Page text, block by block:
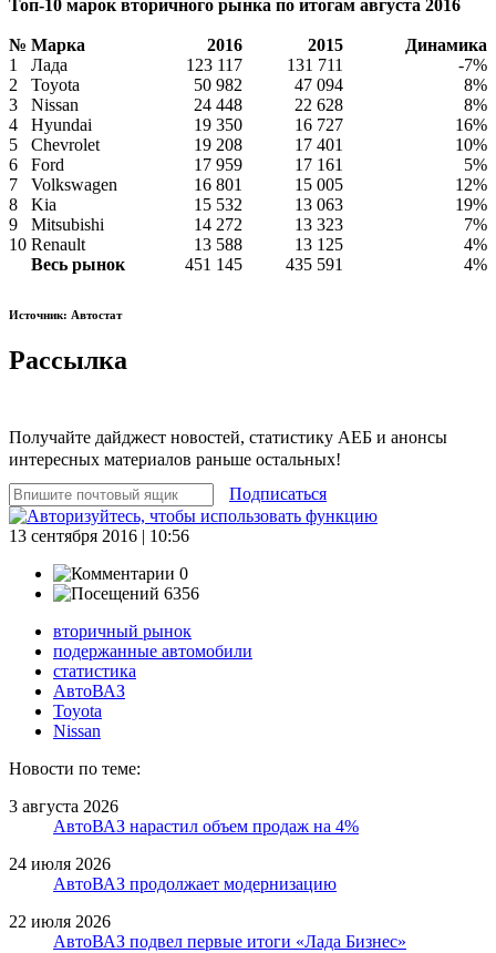
Топ-10 марок вторичного рынка по итогам августа 2016
№ Марка 2016 2015
Динамика
1
Лада 123 117 131 711
-7%
2
Toyota 50 982 47 094
8%
3
Nissan 24 448 22 628
8%
4
Hyundai 19 350 16 727
16%
5
Chevrolet 19 208 17 401
10%
6
Ford 17 959 17 161
5%
7
Volkswagen 16 801 15 005
12%
8
Kia 15 532 13 063
19%
9
Mitsubishi 14 272 13 323
7%
10 Renault 13 588 13 125
4%
Весь рынок
451 145 435 591 4%
Источник: Автостат
Рассылка
Получайте дайджест новостей, статистику АЕБ и анонсы
интересных материалов раньше остальных!
Подписаться
13 сентября 2016 | 10:56
0
6356
вторичный рынок
подержанные автомобили
статистика
АвтоВАЗ
Toyota
Nissan
Новости по теме:
3 августа 2026
АвтоВАЗ нарастил объем продаж на 4%
24 июля 2026
АвтоВАЗ продолжает модернизацию
22 июля 2026
АвтоВАЗ подвел первые итоги «Лада Бизнес»